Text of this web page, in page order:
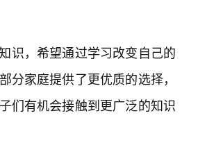
识，希望通过学习改变自己的
家庭提供了更优质的选择，
们有机会接触到更广泛的知识